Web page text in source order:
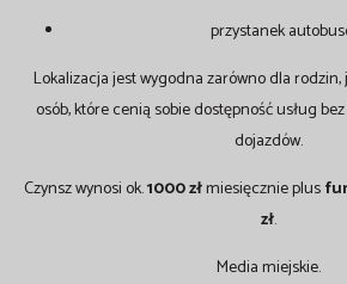
przystanek
Lokalizacja jest wygodna zarówno dla rodzin,
osób, które cenią sobie dostępność usług
dojazdów.
Czynsz wynosi ok.1000 złmiesięcznie plus
zł.
Media miejskie.